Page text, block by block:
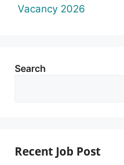
Vacancy 2026
Search
Recent Job Post